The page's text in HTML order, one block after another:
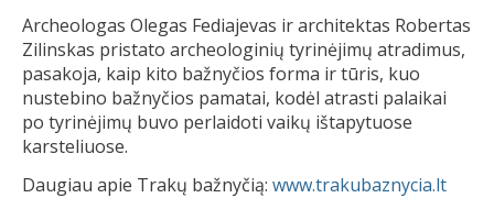
Archeologas Olegas Fediajevas ir architektas Robertas
Zilinskas pristato archeologinių tyrinėjimų atradimus,
pasakoja, kaip kito bažnyčios forma ir tūris, kuo
nustebino bažnyčios pamatai, kodėl atrasti palaikai
po tyrinėjimų buvo perlaidoti vaikų ištapytuose
karsteliuose.
Daugiau apie Trakų bažnyčią: www.trakubaznycia.lt